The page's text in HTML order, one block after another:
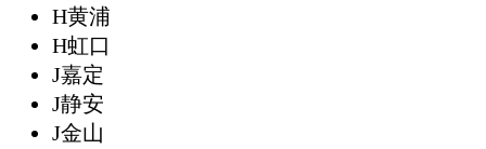
H黄浦
H虹口
J嘉定
J静安
J金山